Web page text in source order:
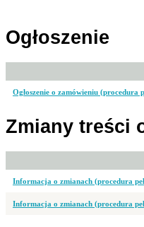
Ogłoszenie
Ogłoszenie o zamówieniu (procedura
Zmiany treści
Informacja o zmianach (procedura
Informacja o zmianach (procedura